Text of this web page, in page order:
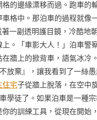
的邊緣漂移而過。跑車的
格中。那泊車的過程就像
一副透明護目鏡，冷酷地
。「車影大人！」泊車警
牆上的掀背車，語氣冰冷
棄』，讓我看到了一絲
住宅子從牆上脫落，在空中
徒了。如果泊車是一種
的訓練工具，從現在開始